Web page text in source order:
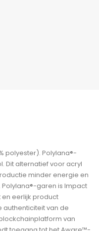
polyester). Polylana®-
Dit alternatief voor acryl
minder energie en
garen is Impact
eerlijk product
van de
van